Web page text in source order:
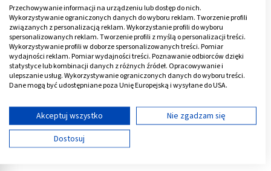
Co jednak ważne dla pacjenta, wiele dobrych
laboratoriów oferuje możliwość zapoznania się z
wynikami już następnego dnia roboczego po oddaniu
krwi do analizy.
Reklama
Przechowywanie informacji na urządzeniu lub dostęp do nich.
Wykorzystywanie ograniczonych danych do wyboru reklam. Tworzenie profili
związanych z personalizacją reklam. Wykorzystanie profili do wyboru
spersonalizowanych reklam. Tworzenie profili z myślą o personalizacji treści.
Wykorzystywanie profili w doborze spersonalizowanych treści. Pomiar
wydajności reklam. Pomiar wydajności treści. Poznawanie odbiorców dzięki
statystyce lub kombinacji danych z różnych źródeł. Opracowywanie i
ulepszanie usług. Wykorzystywanie ograniczonych danych do wyboru treści.
Dane mogą być udostępniane poza Unię Europejską i wysyłane do USA.
Wyświetl listę partnerów (11 dostawców IAB)
Używamy Twoich danych w następujących celach:
Cele przetwarzania IAB:
Akceptuj wszystko
Nie zgadzam się
Dostosuj